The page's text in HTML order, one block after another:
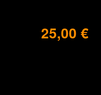
25,00 €